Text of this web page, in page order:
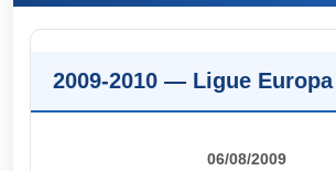
2009-2010 — Ligue Europa
06/08/2009